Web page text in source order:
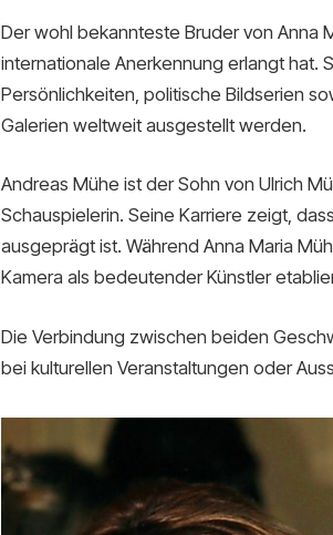
Der wohl bekannteste Bruder von Anna
internationale Anerkennung erlangt hat.
Persönlichkeiten, politische Bildserien
Galerien weltweit ausgestellt werden.
Andreas Mühe ist der Sohn von Ulrich
Schauspielerin. Seine Karriere zeigt,
ausgeprägt ist. Während Anna Maria
Kamera als bedeutender Künstler
Die Verbindung zwischen beiden
bei kulturellen Veranstaltungen oder